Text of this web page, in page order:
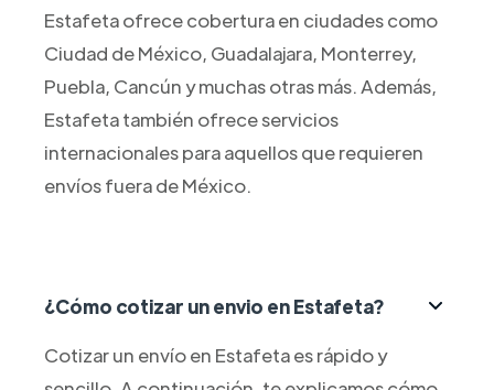
Estafeta ofrece cobertura en ciudades como
Ciudad de México, Guadalajara, Monterrey,
Puebla, Cancún y muchas otras más. Además,
Estafeta también ofrece servicios
internacionales para aquellos que requieren
envíos fuera de México.
¿Cómo cotizar un envio en Estafeta?
Cotizar un envío en Estafeta es rápido y